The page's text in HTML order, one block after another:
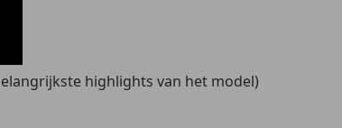
highlights van het model)